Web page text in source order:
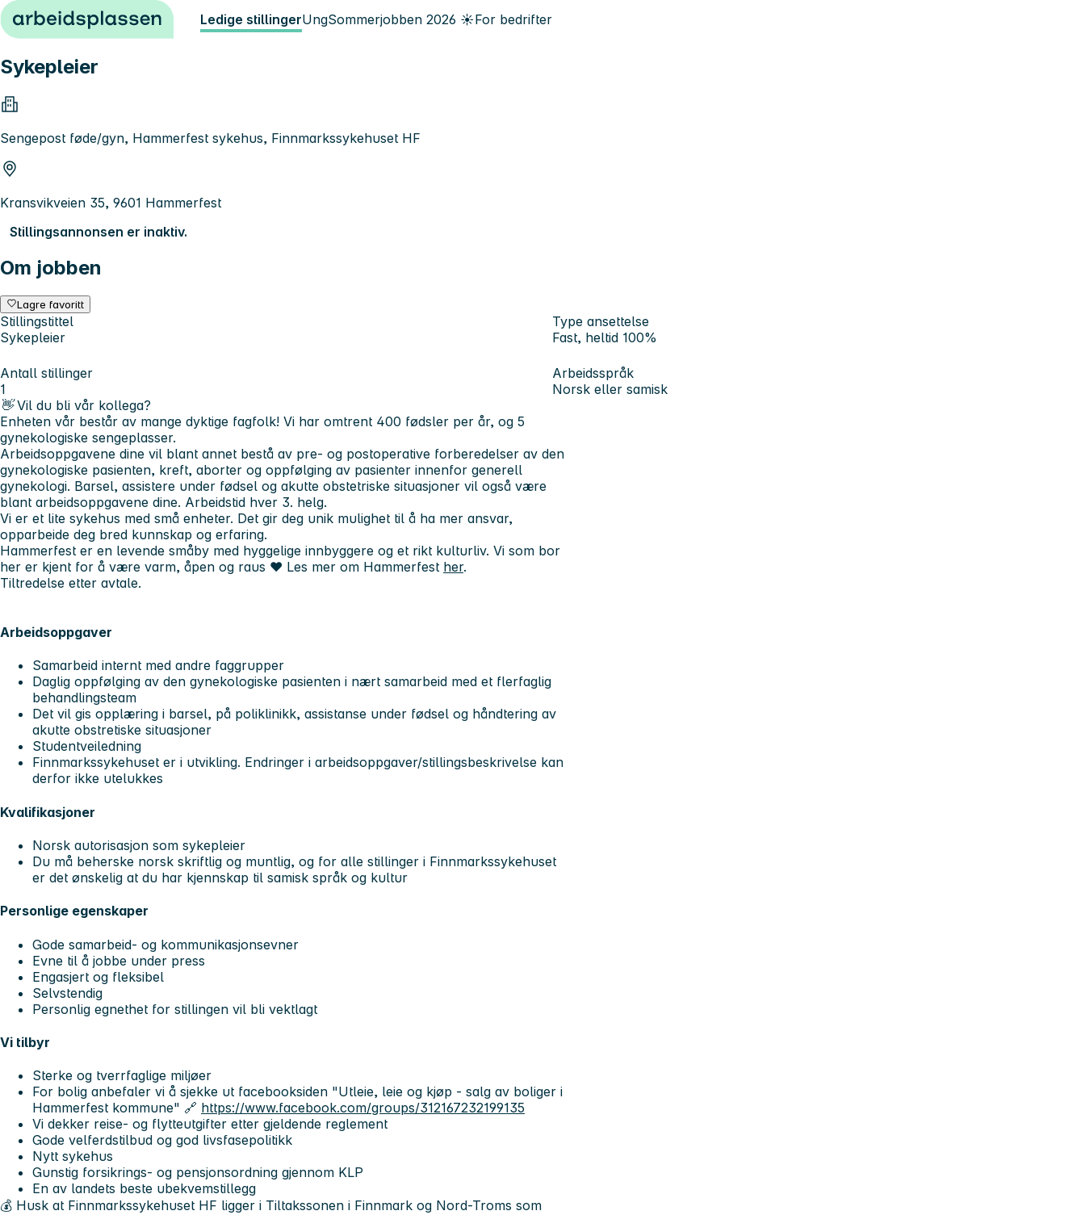
Hopp til innhold Ledige stillingerUngSommerjobben 2026 ☀️For bedrifter
Sykepleier
Sengepost føde/gyn, Hammerfest sykehus, Finnmarkssykehuset HF
Kransvikveien 35, 9601 Hammerfest
Stillingsannonsen er inaktiv.
Om jobben
Lagre favoritt
Stillingstittel
Sykepleier
Type ansettelse
Fast, heltid 100%
Antall stillinger
1
Arbeidsspråk
Norsk eller samisk
👋 Vil du bli vår kollega?
Enheten vår består av mange dyktige fagfolk! Vi har omtrent 400 fødsler per år, og 5
gynekologiske sengeplasser.
Arbeidsoppgavene dine vil blant annet bestå av pre- og postoperative forberedelser av den
gynekologiske pasienten, kreft, aborter og oppfølging av pasienter innenfor generell
gynekologi. Barsel, assistere under fødsel og akutte obstetriske situasjoner vil også være
blant arbeidsoppgavene dine. Arbeidstid hver 3. helg.
Vi er et lite sykehus med små enheter. Det gir deg unik mulighet til å ha mer ansvar,
opparbeide deg bred kunnskap og erfaring.
Hammerfest er en levende småby med hyggelige innbyggere og et rikt kulturliv. Vi som bor
her er kjent for å være varm, åpen og raus ♥ Les mer om Hammerfest her.
Tiltredelse etter avtale.
Arbeidsoppgaver
Samarbeid internt med andre faggrupper
Daglig oppfølging av den gynekologiske pasienten i nært samarbeid med et flerfaglig
behandlingsteam
Det vil gis opplæring i barsel, på poliklinikk, assistanse under fødsel og håndtering av
akutte obstretiske situasjoner
Studentveiledning
Finnmarkssykehuset er i utvikling. Endringer i arbeidsoppgaver/stillingsbeskrivelse kan
derfor ikke utelukkes
Kvalifikasjoner
Norsk autorisasjon som sykepleier
Du må beherske norsk skriftlig og muntlig, og for alle stillinger i Finnmarkssykehuset
er det ønskelig at du har kjennskap til samisk språk og kultur
Personlige egenskaper
Gode samarbeid- og kommunikasjonsevner
Evne til å jobbe under press
Engasjert og fleksibel
Selvstendig
Personlig egnethet for stillingen vil bli vektlagt
Vi tilbyr
Sterke og tverrfaglige miljøer
For bolig anbefaler vi å sjekke ut facebooksiden "Utleie, leie og kjøp - salg av boliger i
Hammerfest kommune" 🔗 https://www.facebook.com/groups/312167232199135
Vi dekker reise- og flytteutgifter etter gjeldende reglement
Gode velferdstilbud og god livsfasepolitikk
Nytt sykehus
Gunstig forsikrings- og pensjonsordning gjennom KLP
En av landets beste ubekvemstillegg
💰 Husk at Finnmarkssykehuset HF ligger i Tiltakssonen i Finnmark og Nord-Troms som